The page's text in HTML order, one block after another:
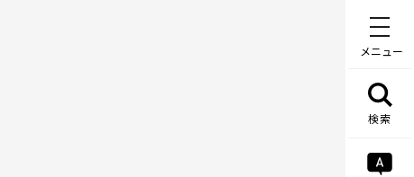
メニュー
検索